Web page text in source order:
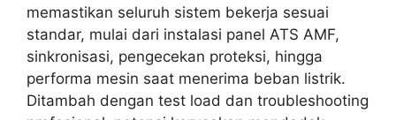
memastikan seluruh sistem bekerja sesuai
standar, mulai dari instalasi panel ATS AMF,
sinkronisasi, pengecekan proteksi, hingga
performa mesin saat menerima beban listrik.
Ditambah dengan test load dan troubleshooting